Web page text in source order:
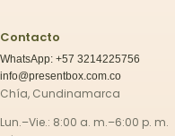
Contacto
WhatsApp: +57 3214225756
info@presentbox.com.co
Chía, Cundinamarca
Lun.–Vie.: 8:00 a. m.–6:00 p. m.